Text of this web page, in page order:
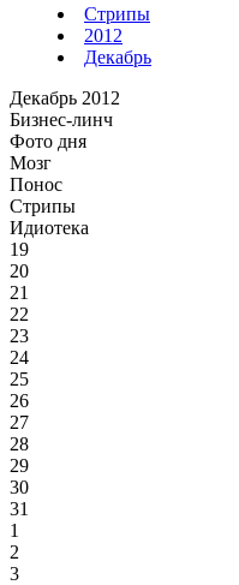
Стрипы
2012
Декабрь
Декабрь 2012
Бизнес-линч
Фото дня
Мозг
Понос
Стрипы
Идиотека
19
20
21
22
23
24
25
26
27
28
29
30
31
1
2
3